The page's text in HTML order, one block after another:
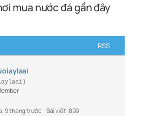
mua nước đá gần đây
RSS
9 tháng trước Bài viết: 899